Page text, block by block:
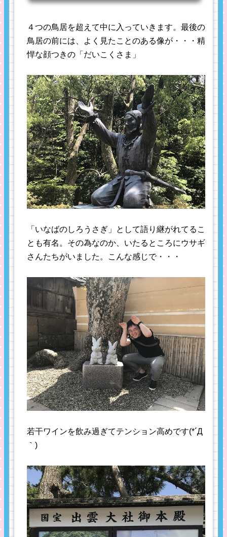
４つの鳥居を超えて中に入っていきます。最後の
鳥居の前には、よく見たことのある像が・・・精
悍な顔つきの「だいこくさま」
「いなばのしろうさぎ」として語り継がれてるこ
とも有名。その為なのか、いたるところにウサギ
さんたちがいました。こんな感じで・・・
若干ワインを飲み過ぎてテンション高めです(*´Д
｀)